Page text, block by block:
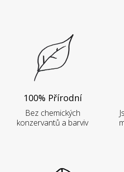
100% Přírodní
Bez chemických
konzervantů a barviv